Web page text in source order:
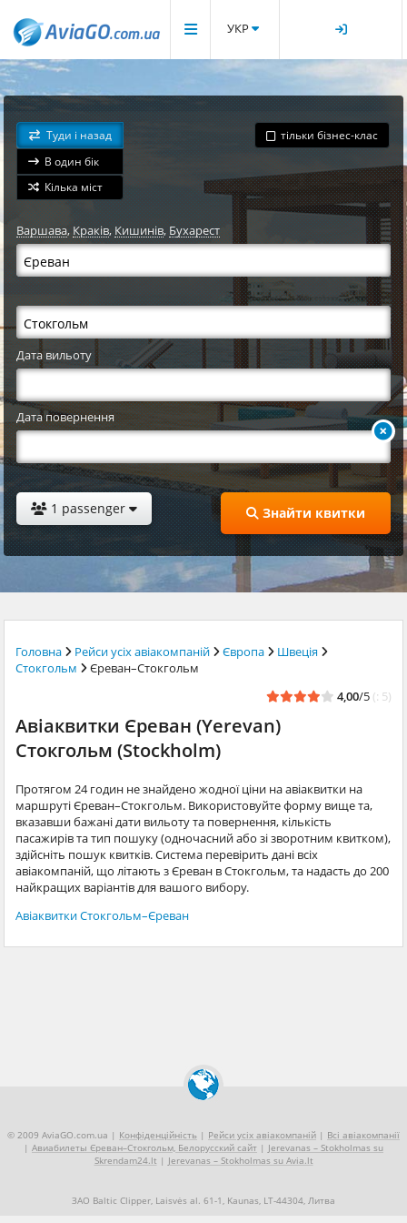
УКР
Туди і назад
В один бік
Кілька міст
тільки бізнес-клас
Варшава,Краків, Кишинів, Бухарест
Дата вильоту
Дата повернення
1 passenger Знайти квитки
Головна Рейси усіх авіакомпаній Європа
Швеція
Стокгольм
Єреван–Стокгольм
4,00/5 (: 5)
Авіаквитки Єреван (Yerevan)
Стокгольм (Stockholm)
Протягом 24 годин не знайдено жодної ціни на авіаквитки на
маршруті Єреван–Стокгольм. Використовуйте форму вище та,
вказавши бажані дати вильоту та повернення, кількість
пасажирів та тип пошуку (одночасний або зі зворотним квитком),
здійсніть пошук квитків. Система перевірить дані всіх
авіакомпаній, що літають з Єреван в Стокгольм, та надасть до 200
найкращих варіантів для вашого вибору.
Авіаквитки Стокгольм–Єреван
© 2009 AviaGO.com.ua | Конфіденційність | Рейси усіх авіакомпаній | Всі авіакомпанії
| Авиабилеты Єреван–Стокгольм, Белорусский сайт | Jerevanas – Stokholmas su
Skrendam24.lt | Jerevanas – Stokholmas su Avia.lt
ЗАО Baltic Clipper, Laisvės al. 61-1, Kaunas, LT-44304, Литва